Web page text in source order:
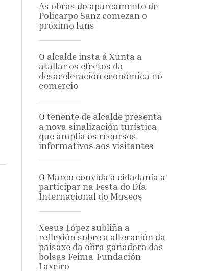
As obras do aparcamento de
Policarpo Sanz comezan o
próximo luns
O alcalde insta á Xunta a
atallar os efectos da
desaceleración económica no
comercio
O tenente de alcalde presenta
a nova sinalización turística
que amplía os recursos
informativos aos visitantes
O Marco convida á cidadanía a
participar na Festa do Día
Internacional do Museos
Xesus López subliña a
reflexión sobre a alteración da
paisaxe da obra gañadora das
bolsas Feima-Fundación
Laxeiro